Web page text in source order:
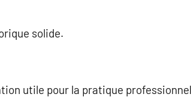
solide.
utile pour la pratique